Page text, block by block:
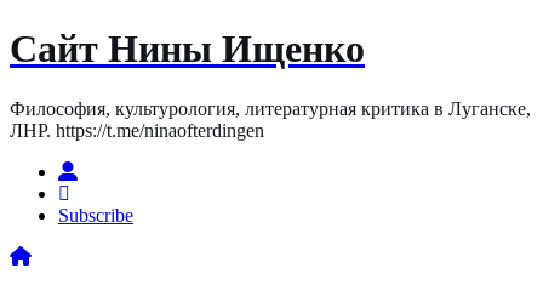
Сайт Нины Ищенко
Философия, культурология, литературная критика в Луганске,
ЛНР. https://t.me/ninaofterdingen
Subscribe